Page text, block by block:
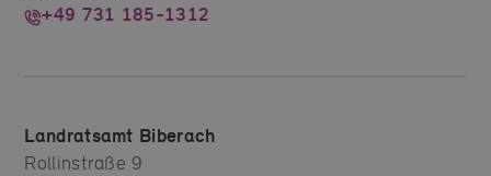
+49 731 185-1312
Landratsamt Biberach
Rollinstraße 9